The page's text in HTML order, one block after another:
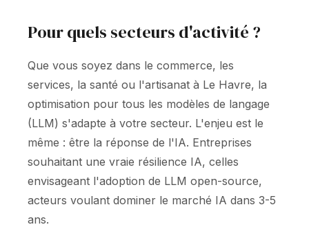
Pour quels secteurs d'activité ?
Que vous soyez dans le commerce, les
services, la santé ou l'artisanat à Le Havre, la
optimisation pour tous les modèles de langage
(LLM) s'adapte à votre secteur. L'enjeu est le
même : être la réponse de l'IA. Entreprises
souhaitant une vraie résilience IA, celles
envisageant l'adoption de LLM open-source,
acteurs voulant dominer le marché IA dans 3-5
ans.